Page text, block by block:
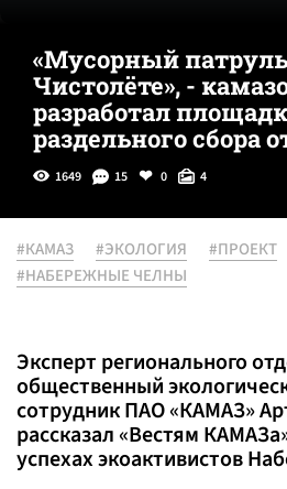
«Мусорный
Чистолёте», -
разработал
раздельного сбора
1649 15 0 4
#КАМАЗ #ЭКОЛОГИЯ #ПРОЕКТ
#НАБЕРЕЖНЫЕ ЧЕЛНЫ
Эксперт регионального
общественный
сотрудник ПАО «КАМАЗ»
рассказал «Вестям
успехах экоактивистов